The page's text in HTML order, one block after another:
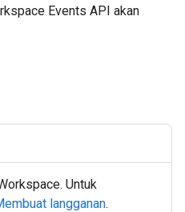
Events API akan
Untuk
langganan.